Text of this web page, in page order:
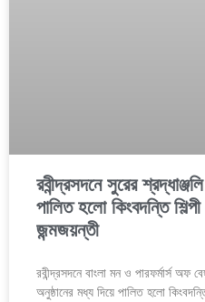
রবীন্দ্রসদনে সুরের
পালিত হলো কিংবদন্তি
জন্মজয়ন্তী
রবীন্দ্রসদনে বাংলা মন ও পারফর্মার্স
অনুষ্ঠানের মধ্য দিয়ে পালিত হলো